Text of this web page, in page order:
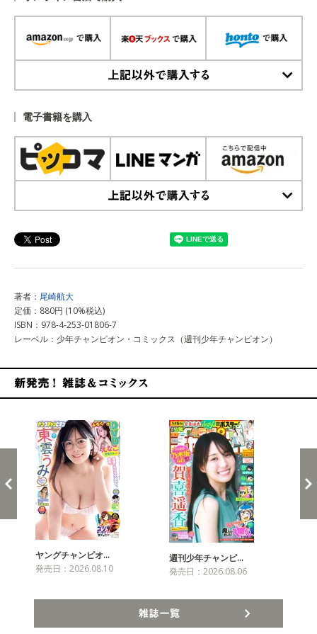
電子書籍を購入
著者： 尾崎航大
定価：880円 (10%税込)
ISBN：978-4-253-01806-7
レーベル：少年チャンピオン・コミックス（週刊少年チャンピオン）
ヤングチャンピオ…
発売日：2026.08.10
週刊少年チャンピ…
発売日：2026.08.06